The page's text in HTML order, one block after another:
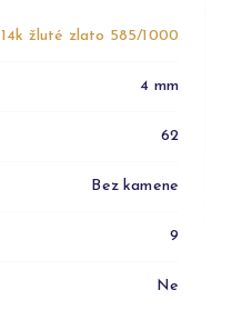
14k žluté zlato 585/1000
4 mm
62
Bez kamene
9
Ne